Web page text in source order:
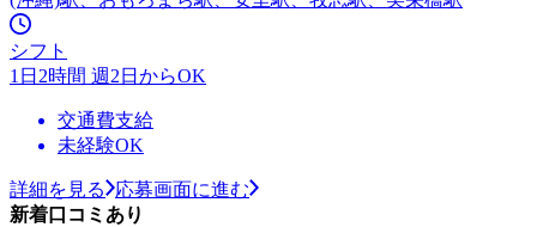
シフト
1日2時間 週2日からOK
交通費支給
未経験OK
詳細を見る
応募画面に進む
新着口コミあり